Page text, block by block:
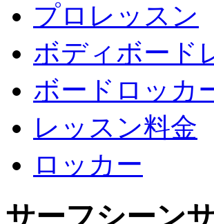
プロレッスン
ボディボード
ボードロッカ
レッスン料金
ロッカー
サーフシーン